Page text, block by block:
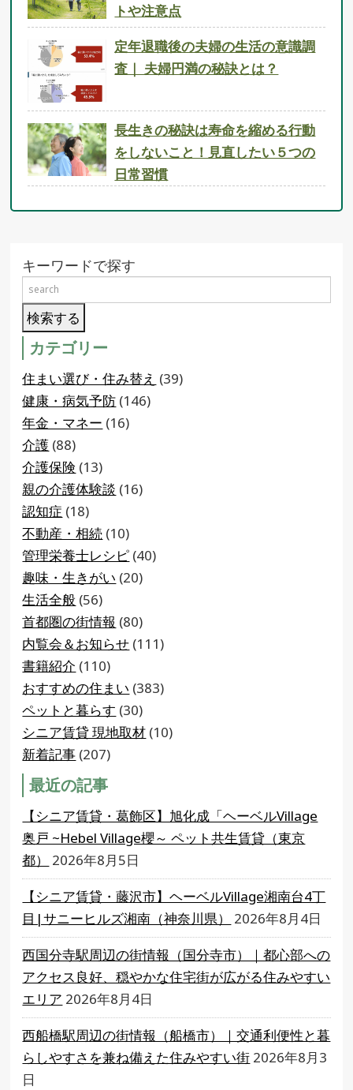
トや注意点
定年退職後の夫婦の生活の意識調
査｜ 夫婦円満の秘訣とは？
長生きの秘訣は寿命を縮める行動
をしないこと！見直したい５つの
日常習慣
キーワードで探す
カテゴリー
住まい選び・住み替え (39)
健康・病気予防 (146)
年金・マネー (16)
介護 (88)
介護保険 (13)
親の介護体験談 (16)
認知症 (18)
不動産・相続 (10)
管理栄養士レシピ (40)
趣味・生きがい (20)
生活全般 (56)
首都圏の街情報 (80)
内覧会＆お知らせ (111)
書籍紹介 (110)
おすすめの住まい (383)
ペットと暮らす (30)
シニア賃貸 現地取材 (10)
新着記事 (207)
最近の記事
【シニア賃貸・葛飾区】旭化成「ヘーベルVillage
奥戸 ~Hebel Village櫻～ ペット共生賃貸（東京
都）
2026年8月5日
【シニア賃貸・藤沢市】ヘーベルVillage湘南台4丁
目|サニーヒルズ湘南（神奈川県）
2026年8月4日
西国分寺駅周辺の街情報（国分寺市）｜都心部への
アクセス良好、穏やかな住宅街が広がる住みやすい
エリア 2026年8月4日
西船橋駅周辺の街情報（船橋市）｜交通利便性と暮
らしやすさを兼ね備えた住みやすい街 2026年8月3
日